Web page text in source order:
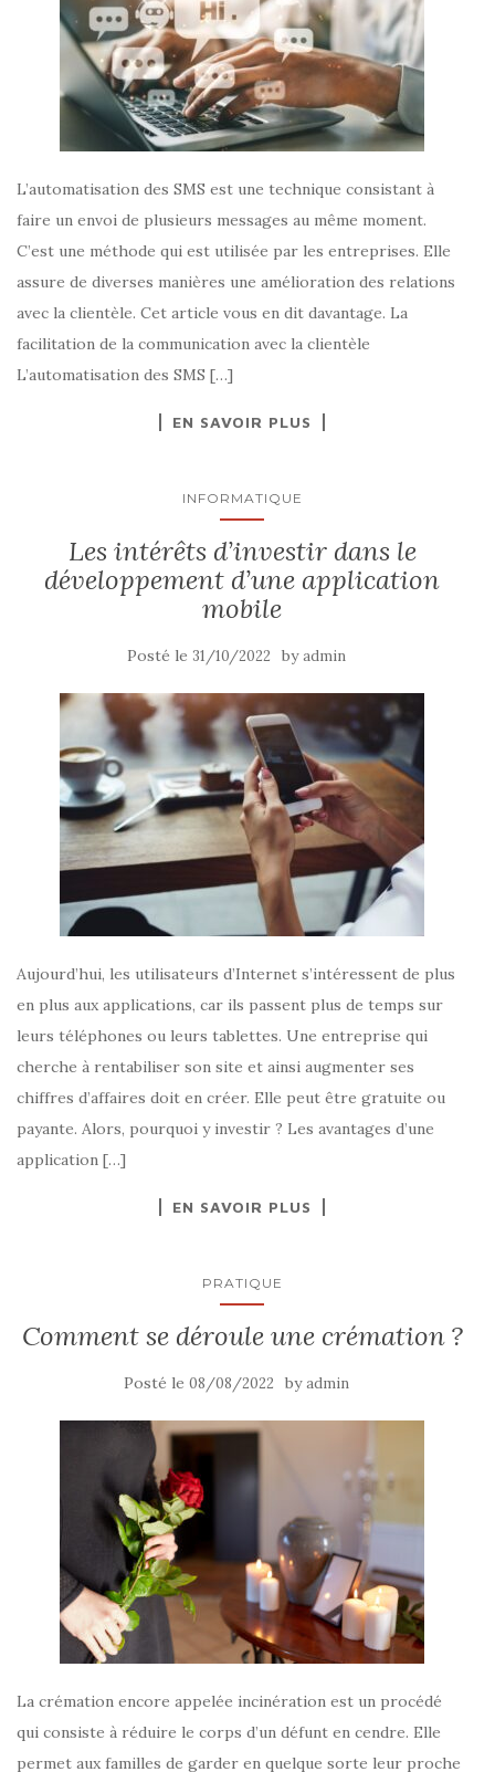
L’automatisation des SMS est une technique consistant à
faire un envoi de plusieurs messages au même moment.
C’est une méthode qui est utilisée par les entreprises. Elle
assure de diverses manières une amélioration des relations
avec la clientèle. Cet article vous en dit davantage. La
facilitation de la communication avec la clientèle
L’automatisation des SMS […]
EN SAVOIR PLUS
INFORMATIQUE
Les intérêts d’investir dans le
développement d’une application
mobile
Posté le 31/10/2022 byadmin
Aujourd’hui, les utilisateurs d’Internet s’intéressent de plus
en plus aux applications, car ils passent plus de temps sur
leurs téléphones ou leurs tablettes. Une entreprise qui
cherche à rentabiliser son site et ainsi augmenter ses
chiffres d’affaires doit en créer. Elle peut être gratuite ou
payante. Alors, pourquoi y investir ? Les avantages d’une
application […]
EN SAVOIR PLUS
PRATIQUE
Comment se déroule une crémation ?
Posté le 08/08/2022 byadmin
La crémation encore appelée incinération est un procédé
qui consiste à réduire le corps d’un défunt en cendre. Elle
permet aux familles de garder en quelque sorte leur proche